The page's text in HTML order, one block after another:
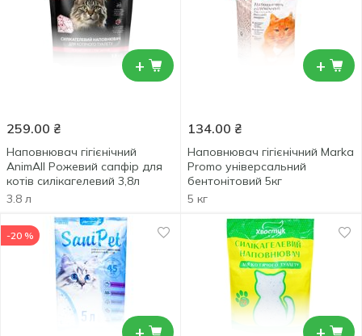
+
259.00 ₴
Наповнювач гігієнічний
AnimAll Рожевий сапфір для
котів силікагелевий 3,8л
3.8 л
+
134.00 ₴
Наповнювач гігієнічний Marka
Promo універсальний
бентонітовий 5кг
5 кг
-20 %